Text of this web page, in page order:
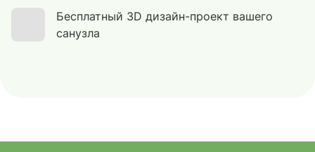
Бесплатный 3D дизайн-проект вашего
санузла